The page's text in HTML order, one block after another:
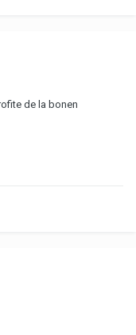
de la bonen